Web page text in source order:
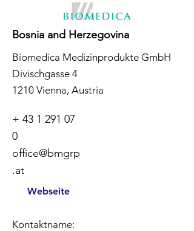
Bosnia and Herzegovina
Biomedica Medizinprodukte GmbH
Divischgasse 4
1210 Vienna, Austria
+ 43 1 291 07
0
office@bmgrp
.at
Webseite
Kontaktname: